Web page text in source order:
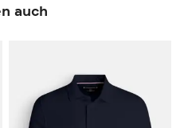
auch